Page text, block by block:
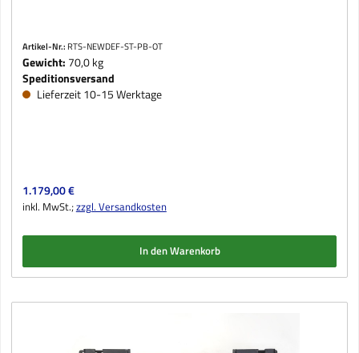
Artikel-Nr.: RTS-NEWDEF-ST-PB-OT
Gewicht: 70,0 kg
Speditionsversand
Lieferzeit 10-15 Werktage
Regulärer Preis:
1.179,00 €
inkl. MwSt.;zzgl. Versandkosten
In den Warenkorb